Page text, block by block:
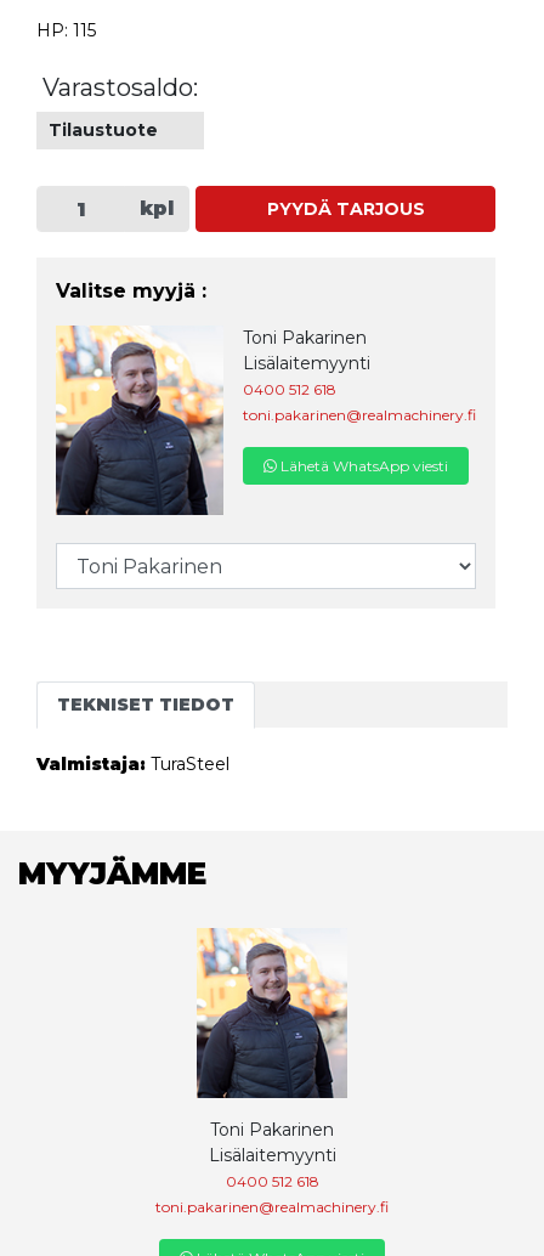
HP: 115
Varastosaldo:
Tilaustuote
kpl PYYDÄ TARJOUS
Valitse myyjä :
Toni Pakarinen
Lisälaitemyynti
0400 512 618
toni.pakarinen@realmachinery.fi
Lähetä WhatsApp viesti
TEKNISET TIEDOT
Valmistaja: TuraSteel
MYYJÄMME
Toni Pakarinen
Lisälaitemyynti
0400 512 618
toni.pakarinen@realmachinery.fi